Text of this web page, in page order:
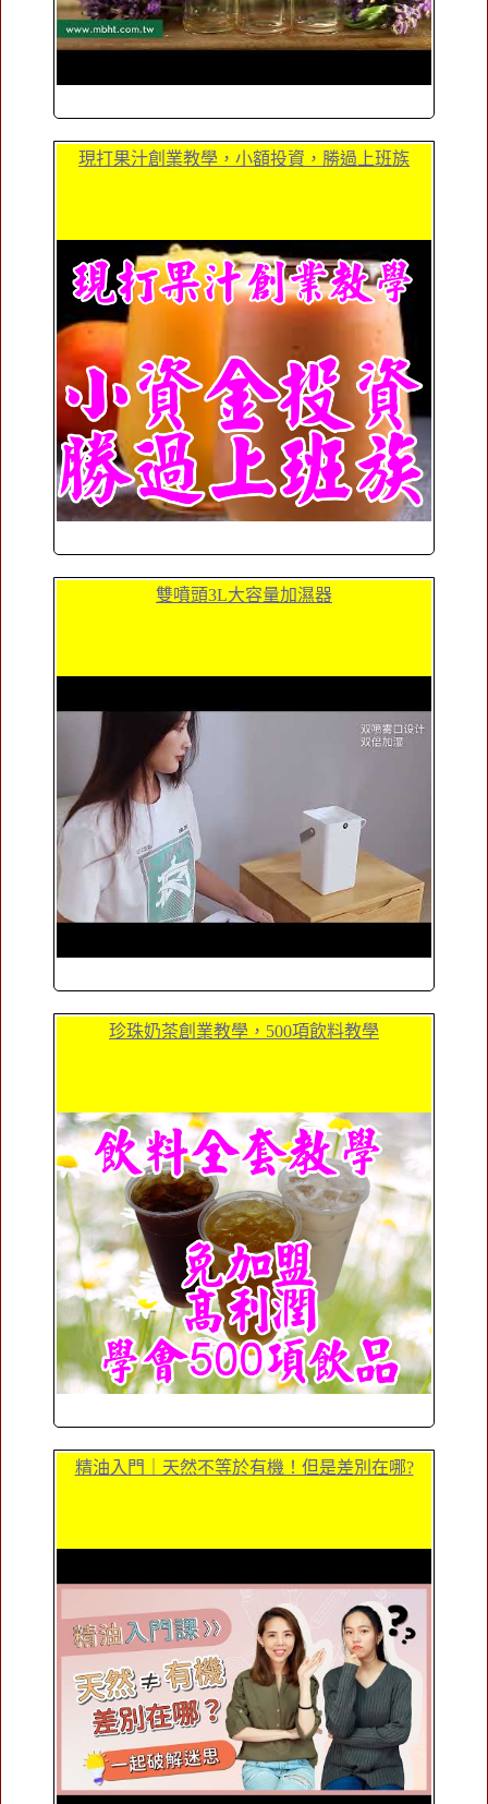
現打果汁創業教學，小額投資，勝過上班族
雙噴頭3L大容量加濕器
珍珠奶茶創業教學，500項飲料教學
精油入門｜天然不等於有機！但是差別在哪?